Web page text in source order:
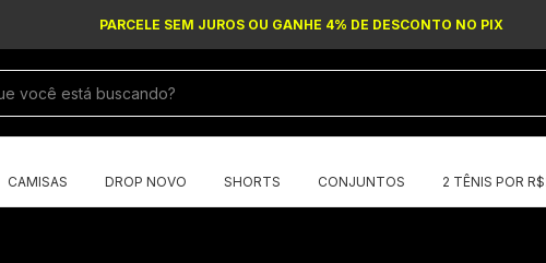
PARCELE SEM JUROS OU GANHE 4% DE DESCONTO NO PIX
CAMISAS DROP NOVO SHORTS CONJUNTOS 2 TÊNIS POR